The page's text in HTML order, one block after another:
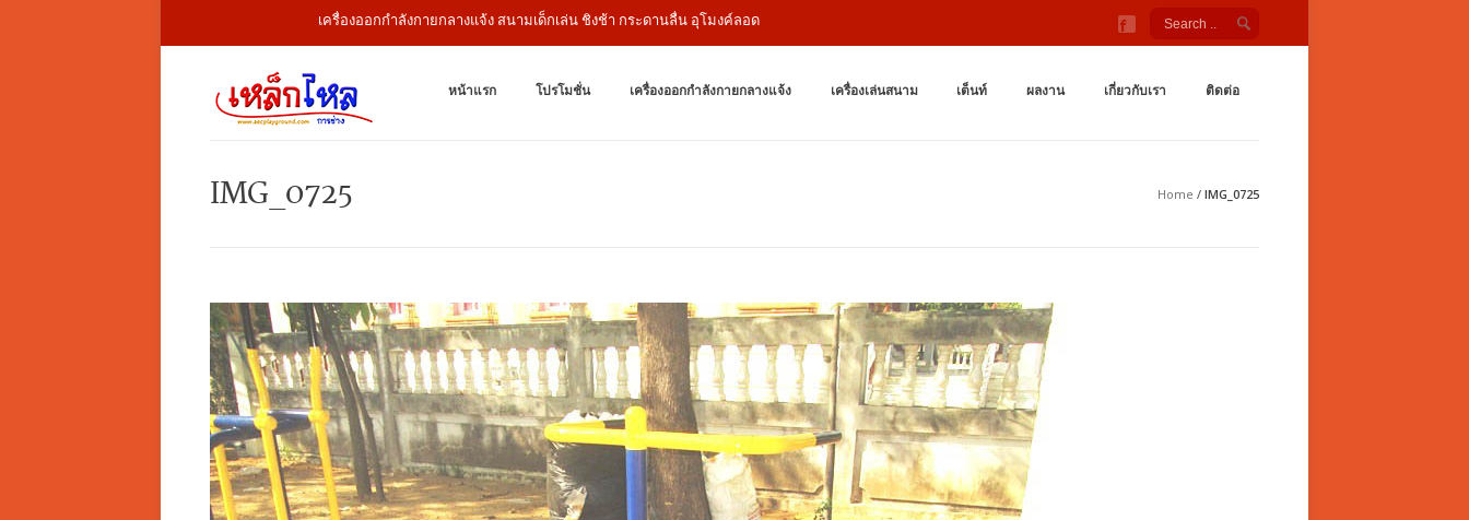
เครื่องออกกำลังกายกลางแจ้ง สนามเด็กเล่น ชิงช้า กระดานลื่น อุโมงค์ลอด
เครื่องออกกำลังกายกลางแจ้ง สนามเด็กเล่น ชิงช้า กระดานลื่น อุโมงค์ลอด เ
ผู้ผลิตเครื่องออกกำลังกายกลางเเจ้ง ราคาถูกจากโรงงาน สนามเด็กเล่น กระดานลื่น สไลเดอร์ ชิง
หน้าแรก โปรโมชั่น เครื่องออกกำลังกายกลางแจ้ง เครื่องเล่นสนาม เต็นท์ ผลงาน เกี่ยวกับเรา ติดต่อ
IMG_0725 Home / IMG_0725